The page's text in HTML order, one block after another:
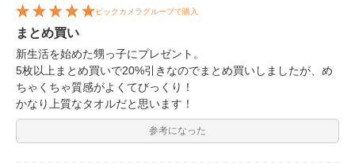
ビックカメラグループで購入
まとめ買い
新生活を始めた甥っ子にプレゼント。
5枚以上まとめ買いで20%引きなのでまとめ買いしましたが、め
ちゃくちゃ質感がよくてびっくり！
かなり上質なタオルだと思います！
参考になった